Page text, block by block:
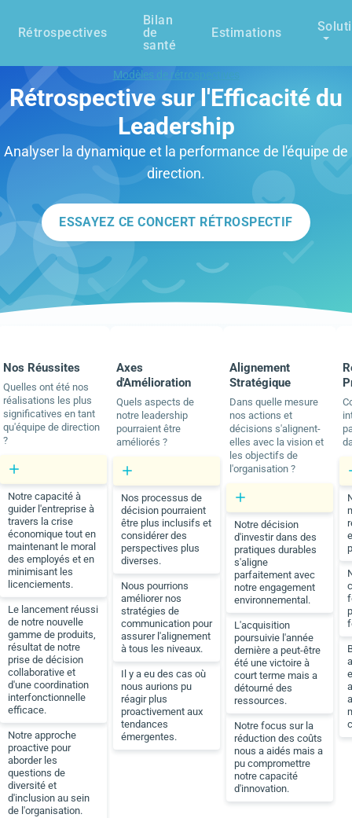
Rétrospectives
Bilan
de
santé
Estimations
Modèles de rétrospectives
Rétrospective sur l'Efficacité du
Leadership
Analyser la dynamique et la performance de l'équipe de
direction.
ESSAYEZ CE CONCERT RÉTROSPECTIF
Nos Réussites
Quelles ont été nos
réalisations les plus
significatives en tant
qu'équipe de direction
?
Notre capacité à
guider l'entreprise à
travers la crise
économique tout en
maintenant le moral
des employés et en
minimisant les
licenciements.
Le lancement réussi
de notre nouvelle
gamme de produits,
résultat de notre
prise de décision
collaborative et
d'une coordination
interfonctionnelle
efficace.
Notre approche
proactive pour
aborder les
questions de
diversité et
d'inclusion au sein
de l'organisation.
Axes
d'Amélioration
Quels aspects de
notre leadership
pourraient être
améliorés ?
Nos processus de
décision pourraient
être plus inclusifs et
considérer des
perspectives plus
diverses.
Nous pourrions
améliorer nos
stratégies de
communication pour
assurer l'alignement
à tous les niveaux.
Il y a eu des cas où
nous aurions pu
réagir plus
proactivement aux
tendances
émergentes.
Alignement
Stratégique
Dans quelle mesure
nos actions et
décisions s'alignent-
elles avec la vision et
les objectifs de
l'organisation ?
Notre décision
d'investir dans des
pratiques durables
s'aligne
parfaitement avec
notre engagement
environnemental.
L'acquisition
poursuivie l'année
dernière a peut-être
été une victoire à
court terme mais a
détourné des
ressources.
Notre focus sur la
réduction des coûts
nous a aidés mais a
pu compromettre
notre capacité
d'innovation.